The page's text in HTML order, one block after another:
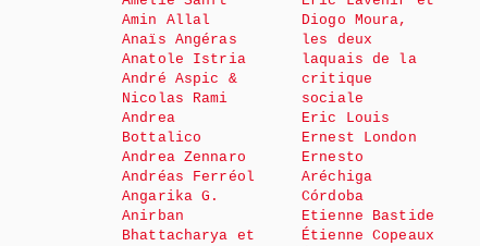
Amin Allal
Anaïs Angéras
Anatole Istria
André Aspic &
Nicolas Rami
Andrea
Bottalico
Andrea Zennaro
Andréas Ferréol
Angarika G.
Anirban
Bhattacharya et
Diogo Moura,
les deux
laquais de la
critique
sociale
Eric Louis
Ernest London
Ernesto
Aréchiga
Córdoba
Etienne Bastide
Étienne Copeaux